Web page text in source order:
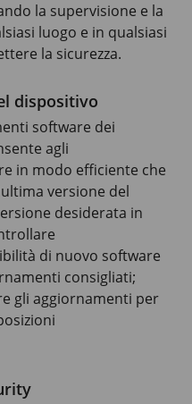
la supervisione e la
luogo e in qualsiasi
la sicurezza.
dispositivo
software dei
agli
in modo efficiente che
versione del
desiderata in
di nuovo software
consigliati;
gli aggiornamenti per